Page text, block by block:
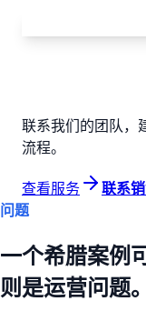
联系我们的团队，
流程。
查看服务
联系
问题
一个希腊案例
则是运营问题。